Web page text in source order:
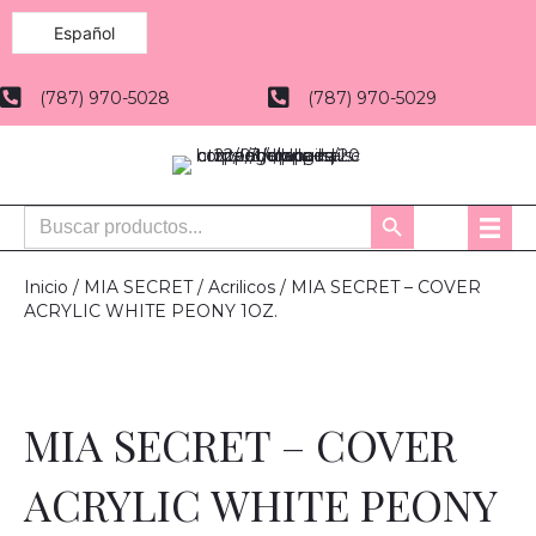
Español
(787) 970-5028 (787) 970-5029
Buscar:
Botón
de
búsqueda
Inicio / MIA SECRET/ Acrilicos / MIA SECRET – COVER
ACRYLIC WHITE PEONY 1OZ.
MIA SECRET – COVER
ACRYLIC WHITE PEONY